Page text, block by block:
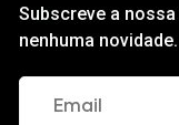
Subscreve a
nenhuma novidade.